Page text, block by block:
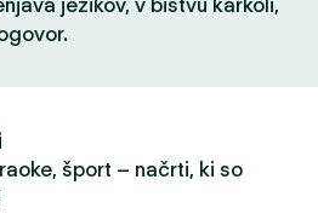
jezikov, v bistvu karkoli,
šport – načrti, ki so